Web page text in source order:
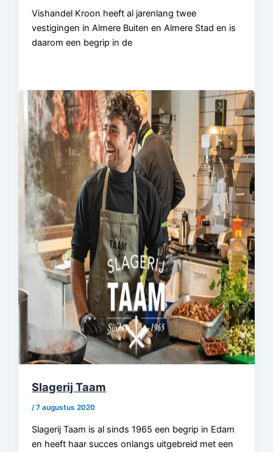
Vishandel Kroon heeft al jarenlang twee
vestigingen in Almere Buiten en Almere Stad en is
daarom een begrip in de
Slagerij Taam
/7 augustus 2020
Slagerij Taam is al sinds 1965 een begrip in Edam
en heeft haar succes onlangs uitgebreid met een